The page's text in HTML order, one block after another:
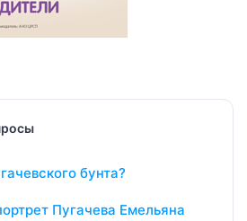
бунта?
Пугачева Емельяна